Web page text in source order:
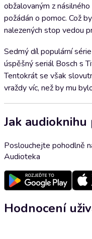
obžalovaným z
požádán o pomoc. Což
nalezených stop vedou
Sedmý díl populární
úspěšný seriál Bosch s
Tentokrát se však
vraždy víc, než by mu
Jak
Poslouchejte pohodlně
Audioteka
Hodnocení